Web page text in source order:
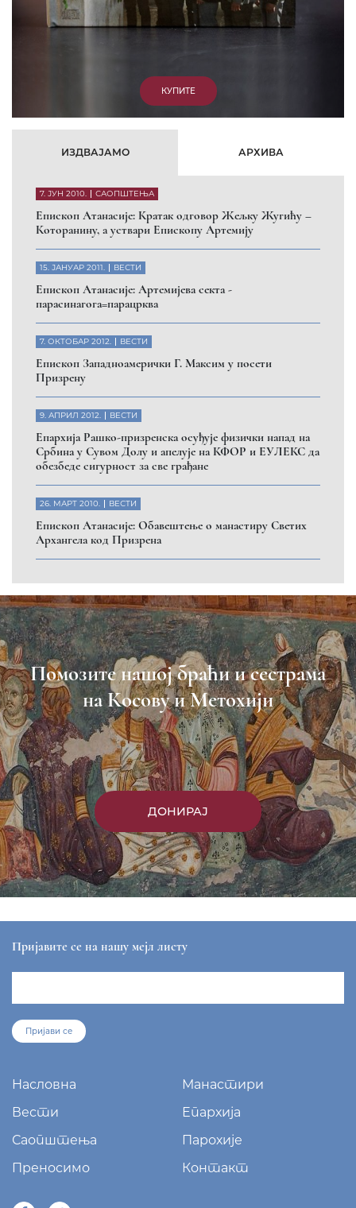
КУПИТЕ
ИЗДВАЈАМО АРХИВА
7. ЈУН 2010. САОПШТЕЊА
Eпископ Атанасије: Кратак одговор Жељку Жугићу –
Которанину, а уствари Епископу Артемију
15. ЈАНУАР 2011. ВЕСТИ
Eпископ Атанасије: Артемијева секта -
парасинагога=парацрква
7. ОКТОБАР 2012. ВЕСТИ
Eпископ Западноамерички Г. Максим у посети
Призрену
9. АПРИЛ 2012. ВЕСТИ
Eпархија Рашко-призренска осуђује физички напад на
Србина у Сувом Долу и апелује на КФОР и ЕУЛЕКС да
обезбеде сигурност за све грађане
26. МАРТ 2010. ВЕСТИ
Eпископ Атанасије: Обавештење о манастиру Светих
Архангела код Призрена
Помозите нашој браћи и сестрама
на Косову и Метохији
ДОНИРАЈ
Пријавите се на нашу мејл листу
Пријави се
Насловна
Манастири
Вести
Епархија
Саопштења
Парохије
Преносимо
Контакт